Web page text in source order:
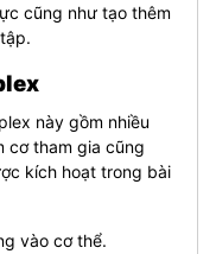
cũng như tạo thêm
này gồm nhiều
cơ tham gia cũng
kích hoạt trong bài
vào cơ thể.